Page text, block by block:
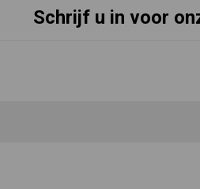
Schrijf u in voor